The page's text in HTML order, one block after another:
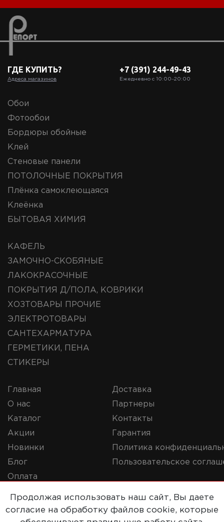
ГДЕ КУПИТЬ?
Адреса магазинов
+7 (391) 244-49-43
Ежедневно с 10:00‒20:00
Обои
Фотообои
Бордюры обойные
Клей
Стеновые панели
ПОТОЛОЧНЫЕ ПОКРЫТИЯ
Плёнка самоклеющаяся
Клеёнка
БЫТОВАЯ ХИМИЯ
КАФЕЛЬ
ЗАМОЧНО-СКОБЯНЫЕ
ЛАКОКРАСОЧНЫЕ
ПОКРЫТИЯ Д/ПОЛА, КОВРИКИ
ХОЗТОВАРЫ ПРОЧИЕ
ЭЛЕКТРОТОВАРЫ
САНТЕХАРМАТУРА
ГЕРМЕТИКИ, ПЕНА
СТИКЕРЫ
Главная
О нас
Каталог
Акции
Новинки
Блог
Оплата
Доставка
Партнеры
Контакты
Гарантия
Политика
Пользовательское
© 2019-2020 Репорт. Все права защищены
Продолжая использовать наш сайт, Вы даете
согласие на обработку файлов cookie, которые